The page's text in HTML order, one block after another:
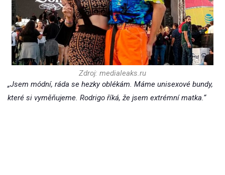
Zdroj: medialeaks.ru
„Jsem módní, ráda se hezky oblékám. Máme unisexové bundy,
které si vyměňujeme. Rodrigo říká, že jsem extrémní matka.“